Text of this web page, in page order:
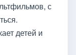
с
детей и